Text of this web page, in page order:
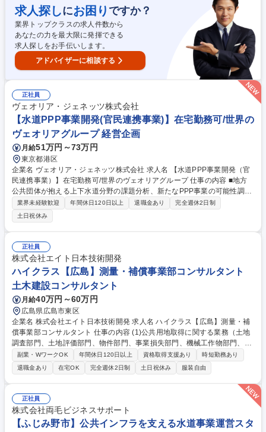
てスキルアップすることが可能です。その後は業務の習得度に応じて、ス
タッフのマネジメントや品質管理、業務改善に携わっていただきます。将
来的には、新規案件の獲得を目指す営業業務や、新規プロジェクトのマネ
ジメントまで担っていただくことを期待します。 募集職種 【昭島市】公
共インフラを支える水道事業運営スタッフ／年休122日／土日祝休
求人探しにお困り ですか？
業界トップクラスの求人件数から
あなたの力を最大限に発揮できる
求人探しをお手伝いします。
アドバイザーに相談する
正社員
ヴェオリア・ジェネッツ株式会社
【水道PPP事業開発(官民連携事業)】在宅勤務可/世界の
ヴェオリアグループ 経営企画
月給51万円～73万円
東京都港区
企業名 ヴェオリア・ジェネッツ株式会社 求人名 【水道PPP事業開発（官
民連携事業）】在宅勤務可/世界のヴェオリアグループ 仕事の内容 ■地方
公共団体が抱える上下水道分野の課題分析、新たなPPP事業の可能性調
査・企画提案から、案件化プロセスにおける社内外関係者の取りまとめお
よびプロジェクト管理全般をお任せします。 ■自治体のニーズを捉えた事
業構築を主導します。 (1)市場分析・提案：地方公共団体のインフラ課題
を分析し、最適なPPP事業の実現可能性調査や提案書の作成を行います。
(2)案件化提案・契約：プロジェクト構想から契約締結に至るプロセスにお
いて、社内外のステークホルダー（自治体、協力会社、社内関係部署等）
の合意形成・取りまとめ、および全体の進行管理を担います。 募集職種
【水道PPP事業開発（官民連携事業）】在宅勤務可/世界のヴェオリアグル
ープ
業界未経験歓迎 年間休日120日以上 退職金あり
完全週休2日制
土日祝休み
正社員
株式会社エイト日本技術開発
ハイクラス【広島】測量・補償事業部コンサルタント
土木建設コンサルタント
月給40万円～60万円
広島県広島市東区
企業名 株式会社エイト日本技術開発 求人名 ハイクラス【広島】測量・補
償事業部コンサルタント 仕事の内容 (1)公共用地取得に関する業務（土地
調査部門、土地評価部門、物件部門、事業損失部門、機械工作物部門、営
業・特殊補償部門、補償関連部門、総合補償部門） (2)用地点検業務（土
地・物件）・発注者支援業務 ※変更範囲：当社業務全般 募集職種 ハイク
ラス【広島】測量・補償事業部コンサルタント
副業・WワークOK 年間休日120日以上 資格取得支援あり
時短勤務あり
退職金あり
在宅OK 完全週休2日制 土日祝休み 服装自由
正社員
株式会社両毛ビジネスサポート
【ふじみ野市】公共インフラを支える水道事業運営スタ